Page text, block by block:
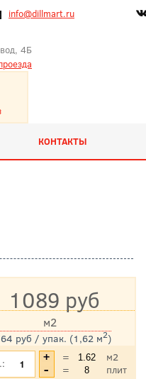
info@dillmart.ru
4Б
КОНТАКТЫ
1089 руб
руб / упак. (1,62 м2)
м2
указана с учетом НДС
=
м2
=
плит